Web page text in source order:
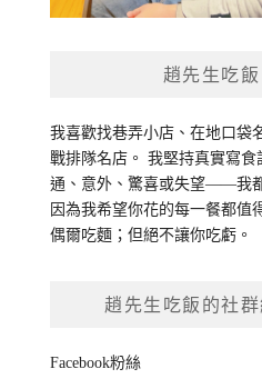
趙先生吃飯
我喜歡找巷弄小店、在地口袋
戰排隊名店。 我堅持真實寫食
通、意外、驚喜或失望——我
因為我希望你花的每一餐都值
偶爾吃麵；但絕不讓你吃虧。
趙先生吃飯的社群
Facebook粉絲